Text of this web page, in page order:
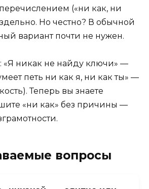
(«ни как, ни
Но честно? В обычной
вариант почти не нужен.
«Я никак не найду ключи» —
петь ни как я, ни как ты» —
Теперь вы знаете
«ни как» без причины —
вопросы